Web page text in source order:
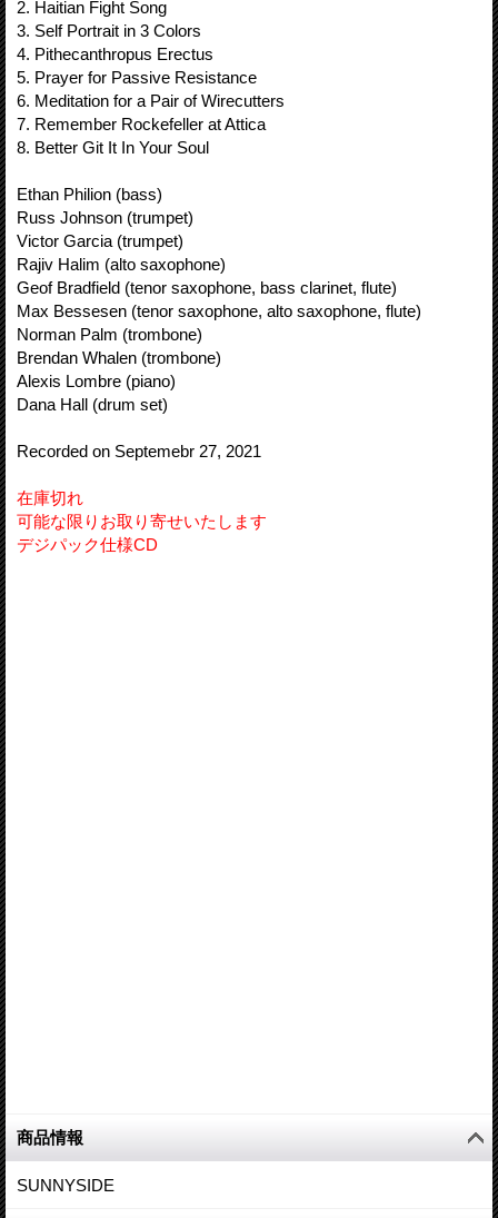
2. Haitian Fight Song
3. Self Portrait in 3 Colors
4. Pithecanthropus Erectus
5. Prayer for Passive Resistance
6. Meditation for a Pair of Wirecutters
7. Remember Rockefeller at Attica
8. Better Git It In Your Soul
Ethan Philion (bass)
Russ Johnson (trumpet)
Victor Garcia (trumpet)
Rajiv Halim (alto saxophone)
Geof Bradfield (tenor saxophone, bass clarinet, flute)
Max Bessesen (tenor saxophone, alto saxophone, flute)
Norman Palm (trombone)
Brendan Whalen (trombone)
Alexis Lombre (piano)
Dana Hall (drum set)
Recorded on Septemebr 27, 2021
在庫切れ
可能な限りお取り寄せいたします
デジパック仕様CD
商品情報
SUNNYSIDE